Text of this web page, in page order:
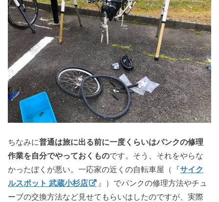
ちなみに普通は旅に出る前に一度くらいはパンクの修理
作業を自分でやっておくものです。そう、それをやらな
かったぼくが悪い。一応家の近くの自転車屋（『サイク
ルスポット 武蔵小杉店
』）でパンクの修理方法やチュ
ーブの交換方法など見せてもらいはしたのですが、実際